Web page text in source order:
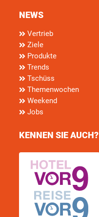
NEWS
Vertrieb
Ziele
Produkte
Trends
Tschüss
Themenwochen
Weekend
Jobs
KENNEN SIE AUCH?